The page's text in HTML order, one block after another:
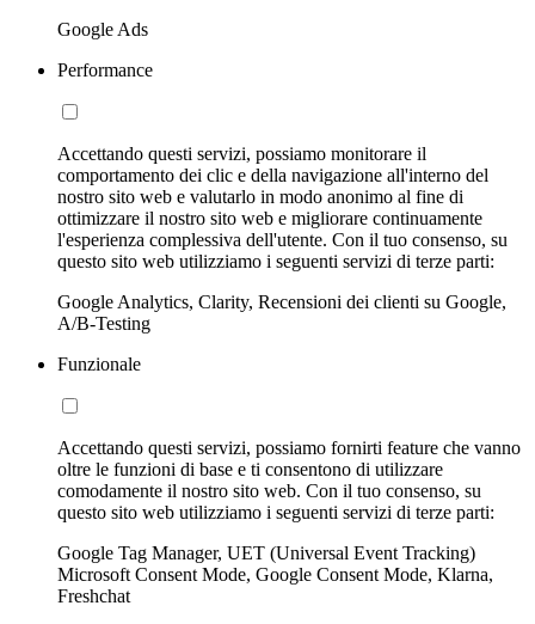
Google Ads
Performance
Accettando questi servizi, possiamo monitorare il
comportamento dei clic e della navigazione all'interno del
nostro sito web e valutarlo in modo anonimo al fine di
ottimizzare il nostro sito web e migliorare continuamente
l'esperienza complessiva dell'utente. Con il tuo consenso, su
questo sito web utilizziamo i seguenti servizi di terze parti:
Google Analytics, Clarity, Recensioni dei clienti su Google,
A/B-Testing
Funzionale
Accettando questi servizi, possiamo fornirti feature che vanno
oltre le funzioni di base e ti consentono di utilizzare
comodamente il nostro sito web. Con il tuo consenso, su
questo sito web utilizziamo i seguenti servizi di terze parti:
Google Tag Manager, UET (Universal Event Tracking)
Microsoft Consent Mode, Google Consent Mode, Klarna,
Freshchat